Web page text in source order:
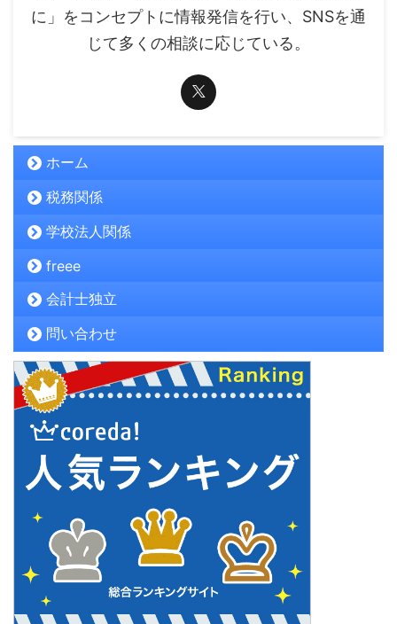
に」をコンセプトに情報発信を行い、SNSを通
じて多くの相談に応じている。
ホーム
税務関係
学校法人関係
freee
会計士独立
問い合わせ